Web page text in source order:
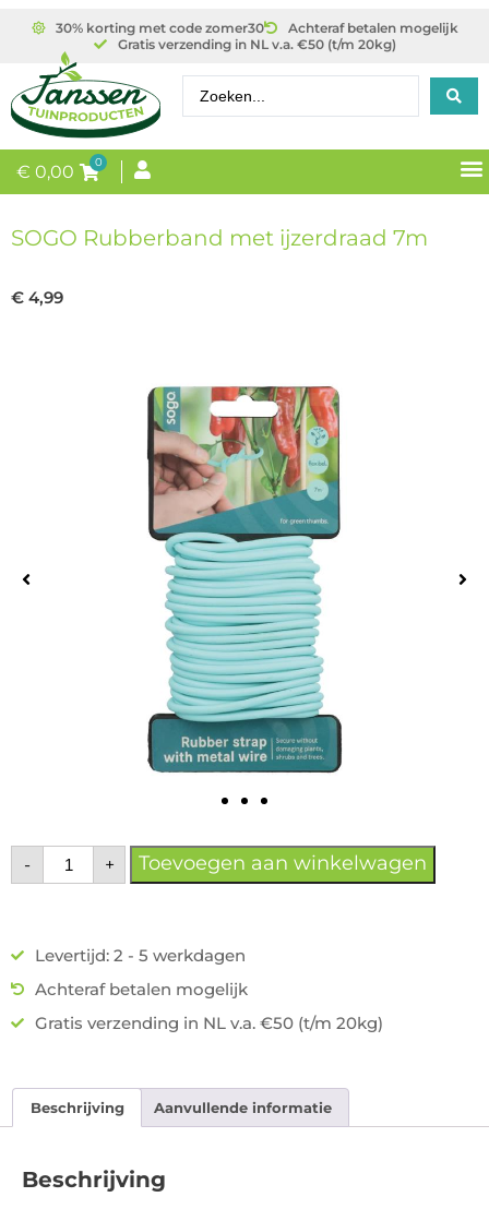
30% korting met code zomer30
Achteraf betalen mogelijk
Gratis verzending in NL v.a. €50 (t/m 20kg)
€ 0,00 0
SOGO Rubberband met ijzerdraad 7m
€ 4,99
- + Toevoegen aan winkelwagen
Levertijd: 2 - 5 werkdagen
Achteraf betalen mogelijk
Gratis verzending in NL v.a. €50 (t/m 20kg)
Beschrijving Aanvullende informatie
Beschrijving